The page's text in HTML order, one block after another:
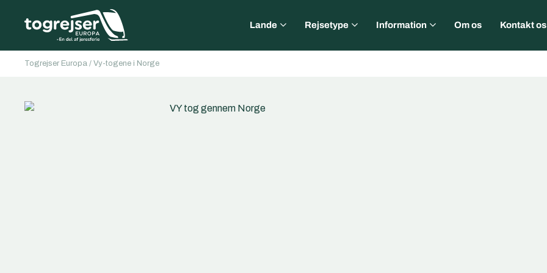
Lande Rejsetype Information Om os Kontakt os
Togrejser Europa / Vy-togene i Norge